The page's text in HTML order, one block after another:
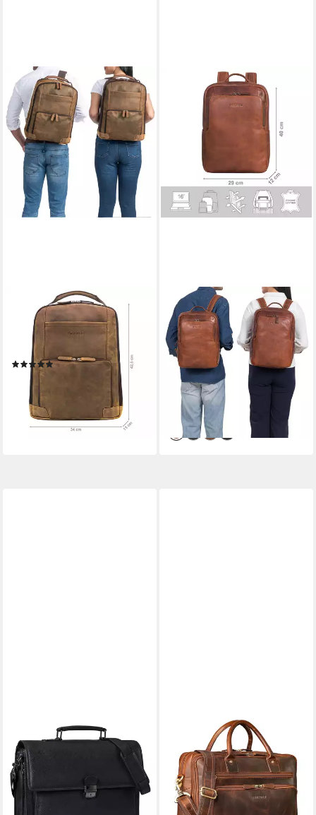
Notebook-Rucksack "Harlow"
Leder Rucksack für Herren
(2)
159,00 €
lieferbar - in 2-3 Werktagen bei dir
+1
STILORD
Notebook-Rucksack "Sören"
Business Rucksack Leder mit
Laptop-Fach 15 - 16 Zoll
Leder
139,90 € UVP 174,90 €
-20%
lieferbar - in 2-3 Werktagen bei dir